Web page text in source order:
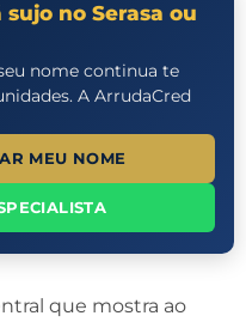
no Serasa ou
nome continua te
A ArrudaCred
MEU NOME
que mostra ao